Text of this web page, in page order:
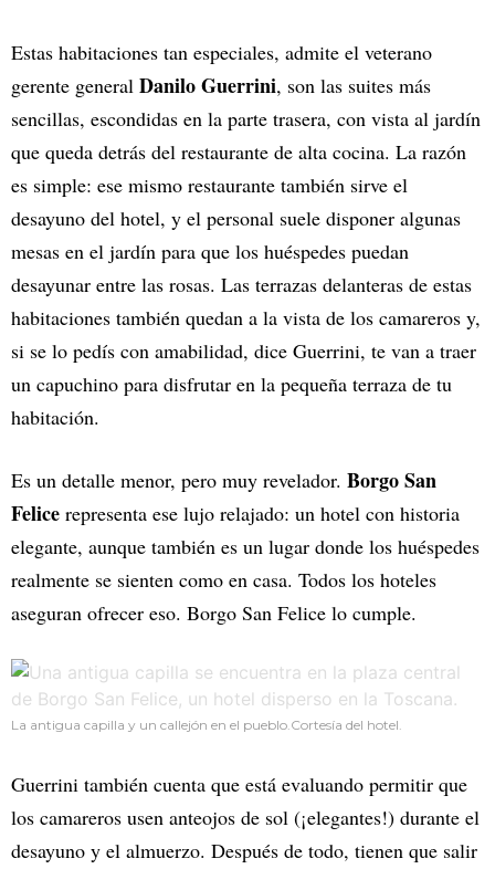
Estas habitaciones tan especiales, admite el veterano
gerente general Danilo Guerrini, son las suites más
sencillas, escondidas en la parte trasera, con vista al jardín
que queda detrás del restaurante de alta cocina. La razón
es simple: ese mismo restaurante también sirve el
desayuno del hotel, y el personal suele disponer algunas
mesas en el jardín para que los huéspedes puedan
desayunar entre las rosas. Las terrazas delanteras de estas
habitaciones también quedan a la vista de los camareros y,
si se lo pedís con amabilidad, dice Guerrini, te van a traer
un capuchino para disfrutar en la pequeña terraza de tu
habitación.
Es un detalle menor, pero muy revelador. Borgo San
Felice representa ese lujo relajado: un hotel con historia
elegante, aunque también es un lugar donde los huéspedes
realmente se sienten como en casa. Todos los hoteles
aseguran ofrecer eso. Borgo San Felice lo cumple.
La antigua capilla y un callejón en el pueblo.Cortesía del hotel.
Guerrini también cuenta que está evaluando permitir que
los camareros usen anteojos de sol (¡elegantes!) durante el
desayuno y el almuerzo. Después de todo, tienen que salir